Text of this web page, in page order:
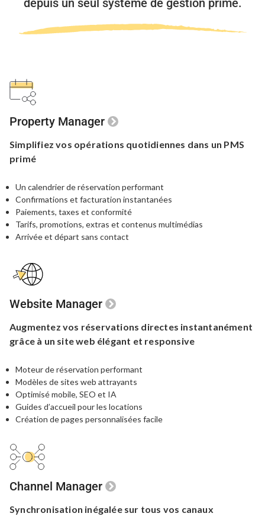
Property Manager
Simplifiez vos opérations quotidiennes dans un PMS
primé
Un calendrier de réservation performant
Confirmations et facturation instantanées
Paiements, taxes et conformité
Tarifs, promotions, extras et contenus multimédias
Arrivée et départ sans contact
Website Manager
Augmentez vos réservations directes instantanément
grâce à un site web élégant et responsive
Moteur de réservation performant
Modèles de sites web attrayants
Optimisé mobile, SEO et IA
Guides d’accueil pour les locations
Création de pages personnalisées facile
Channel Manager
Synchronisation inégalée sur tous vos canaux